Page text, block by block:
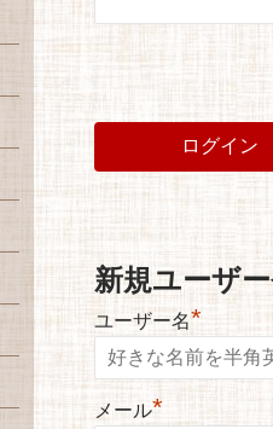
新規ユーザ
ユーザー名*
メール*